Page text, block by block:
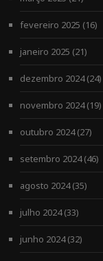
fevereiro 2025 (16)
janeiro 2025 (21)
dezembro 2024(24)
novembro 2024(19)
outubro 2024(27)
setembro 2024(46)
agosto 2024(35)
julho 2024(33)
junho 2024(32)